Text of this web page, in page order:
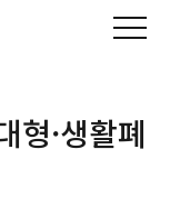
형·생활폐